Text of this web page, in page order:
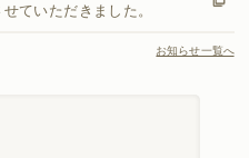
ていただきました。
お知らせ一覧へ